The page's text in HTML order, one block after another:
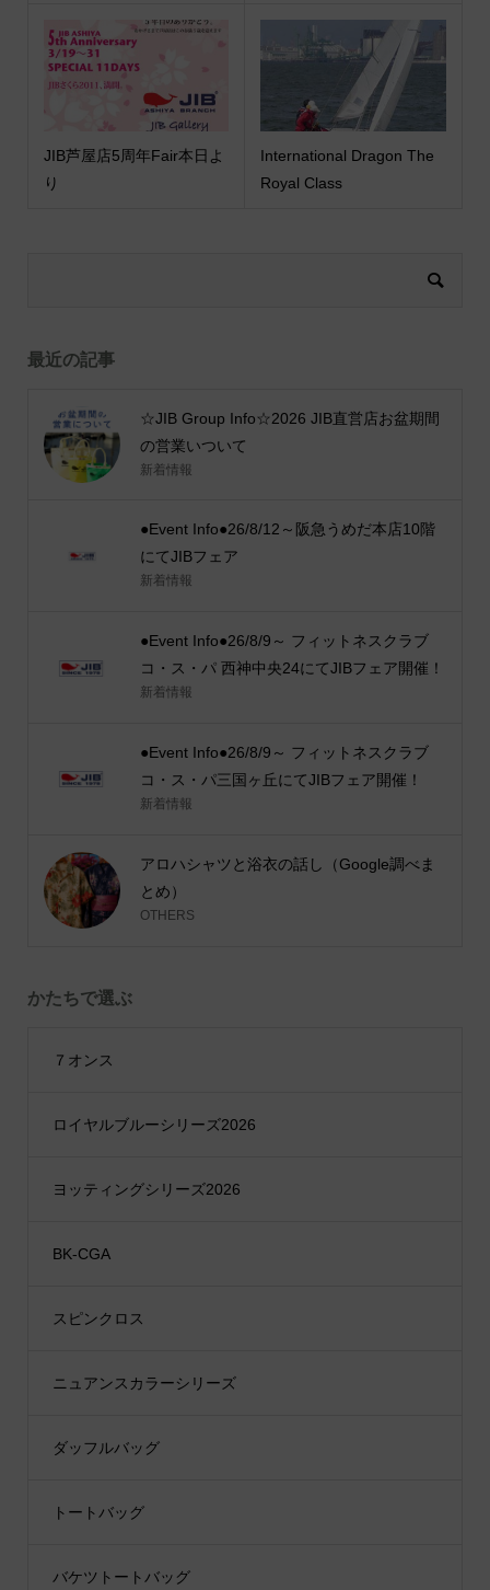
JIB芦屋店5周年Fair本日よ
り
International Dragon The
Royal Class
最近の記事
☆JIB Group Info☆2026 JIB直営店お盆期間
の営業いついて
新着情報
●Event Info●26/8/12～阪急うめだ本店10階
にてJIBフェア
新着情報
●Event Info●26/8/9～ フィットネスクラブ
コ・ス・パ 西神中央24にてJIBフェア開催！
新着情報
●Event Info●26/8/9～ フィットネスクラブ
コ・ス・パ三国ヶ丘にてJIBフェア開催！
新着情報
アロハシャツと浴衣の話し（Google調べま
とめ）
OTHERS
かたちで選ぶ
７オンス
ロイヤルブルーシリーズ2026
ヨッティングシリーズ2026
BK-CGA
スピンクロス
ニュアンスカラーシリーズ
ダッフルバッグ
トートバッグ
バケツトートバッグ